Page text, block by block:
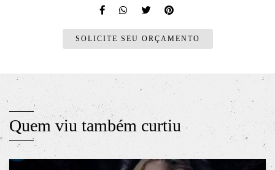
SOLICITE SEU ORÇAMENTO
Quem viu também curtiu